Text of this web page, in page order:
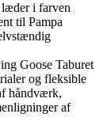
læder i farven
til Pampa
Goose Taburet
og fleksible
håndværk,
af